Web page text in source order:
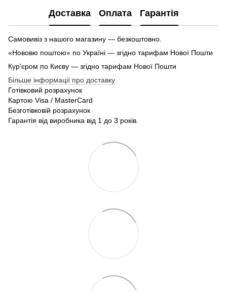
Доставка Оплата Гарантія
Самовивіз з нашого магазину — безкоштовно.
«Нововю поштою» по Україні — згідно тарифам Нової Пошти
Кур'єром по Києву — згідно тарифам Нової Пошти
Більше інформації про доставку
Готівковий розрахунок
Картою Visa / MasterCard
Безготівковій розрахунок
Гарантія від виробника від 1 до 3 років.